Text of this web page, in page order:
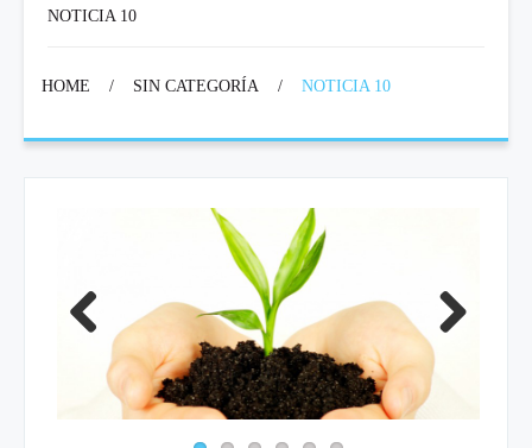
NOTICIA 10
HOME / SIN CATEGORÍA / NOTICIA 10
Previous Next